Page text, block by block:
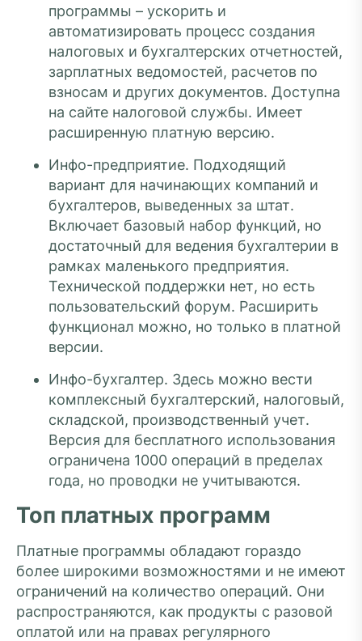
программы – ускорить и
автоматизировать процесс создания
налоговых и бухгалтерских отчетностей,
зарплатных ведомостей, расчетов по
взносам и других документов. Доступна
на сайте налоговой службы. Имеет
расширенную платную версию.
Инфо-предприятие. Подходящий
вариант для начинающих компаний и
бухгалтеров, выведенных за штат.
Включает базовый набор функций, но
достаточный для ведения бухгалтерии в
рамках маленького предприятия.
Технической поддержки нет, но есть
пользовательский форум. Расширить
функционал можно, но только в платной
версии.
Инфо-бухгалтер. Здесь можно вести
комплексный бухгалтерский, налоговый,
складской, производственный учет.
Версия для бесплатного использования
ограничена 1000 операций в пределах
года, но проводки не учитываются.
Топ платных программ
Платные программы обладают гораздо
более широкими возможностями и не имеют
ограничений на количество операций. Они
распространяются, как продукты с разовой
оплатой или на правах регулярного